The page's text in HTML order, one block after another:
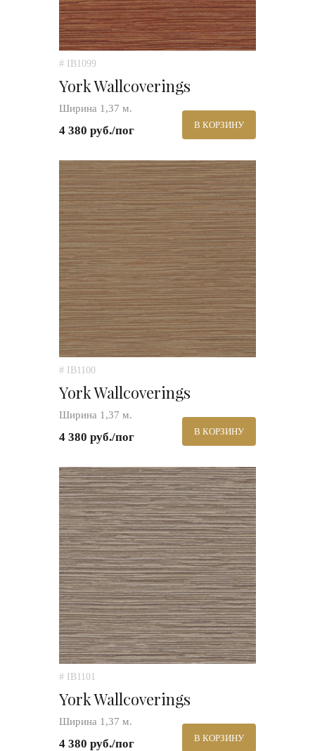
# IB1099
York Wallcoverings
Ширина 1,37 м.
4 380 руб./пог В КОРЗИНУ
# IB1100
York Wallcoverings
Ширина 1,37 м.
4 380 руб./пог В КОРЗИНУ
# IB1101
York Wallcoverings
Ширина 1,37 м.
4 380 руб./пог В КОРЗИНУ